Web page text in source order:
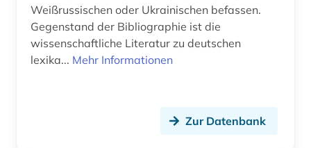
Weißrussischen oder Ukrainischen befassen.
Gegenstand der Bibliographie ist die
wissenschaftliche Literatur zu deutschen
lexika... Mehr Informationen
Zur Datenbank